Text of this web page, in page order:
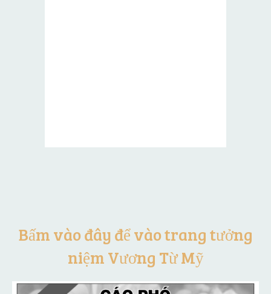
Bấm vào đây để vào trang tưởng
niệm Vương Từ Mỹ